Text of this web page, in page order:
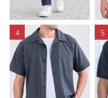
4 5